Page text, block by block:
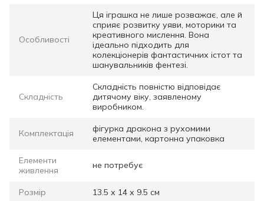
Особливості
Ця іграшка не лише розважає, але й
сприяє розвитку уяви, моторики та
креативного мислення. Вона
ідеально підходить для
колекціонерів фантастичних істот та
шанувальників фентезі.
Складність
Складність повністю відповідає
дитячому віку, заявленому
виробником.
Комплектація
фігурка дракона з рухомими
елементами, картонна упаковка
Елементи
живлення
не потребує
Розмір 13.5 х 14 х 9.5 см